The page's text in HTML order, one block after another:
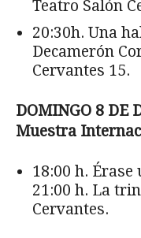
Teatro Salón
20:30h. Una
Decamerón
Cervantes 15.
DOMINGO 8 DE
Muestra
18:00 h.
21:00 h. La
Cervantes.